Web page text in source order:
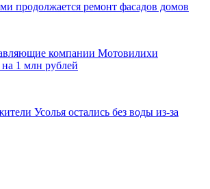
продолжается ремонт фасадов домов
компании Мотовилихи
1 млн рублей
Усолья остались без воды из-за